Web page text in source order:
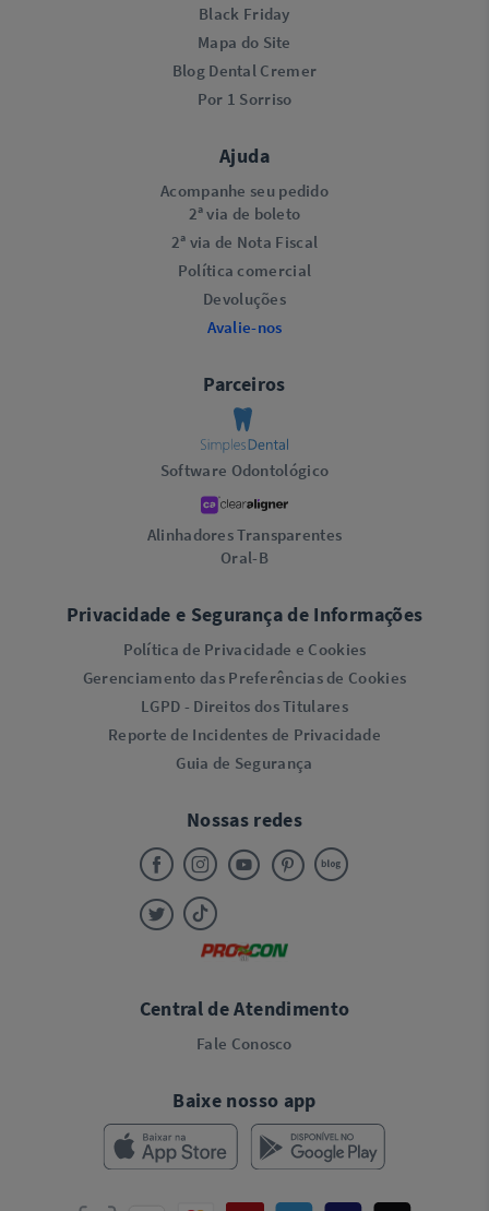
Black Friday
Mapa do Site
Blog Dental Cremer
Por 1 Sorriso
Ajuda
Acompanhe seu pedido
2ª via de boleto
2ª via de Nota Fiscal
Política comercial
Devoluções
Avalie-nos
Parceiros
Software Odontológico
Alinhadores Transparentes
Oral-B
Privacidade e Segurança de Informações
Política de Privacidade e Cookies
Gerenciamento das Preferências de Cookies
LGPD - Direitos dos Titulares
Reporte de Incidentes de Privacidade
Guia de Segurança
Nossas redes
Central de Atendimento
Fale Conosco
Baixe nosso app